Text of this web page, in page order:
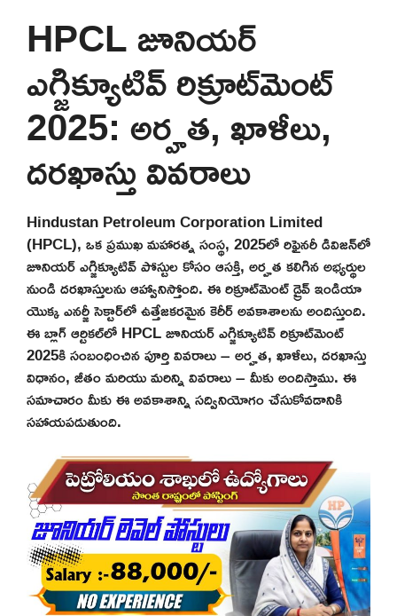
HPCL జూనియర్
ఎగ్జిక్యూటివ్ రిక్రూట్‌మెంట్
2025: అర్హత, ఖాళీలు,
దరఖాస్తు వివరాలు
Hindustan Petroleum Corporation Limited
(HPCL), ఒక ప్రముఖ మహారత్న సంస్థ, 2025లో రిఫైనరీ డివిజన్‌లో
జూనియర్ ఎగ్జిక్యూటివ్ పోస్టుల కోసం ఆసక్తి, అర్హత కలిగిన అభ్యర్థుల
నుండి దరఖాస్తులను ఆహ్వానిస్తోంది. ఈ రిక్రూట్‌మెంట్ డ్రైవ్ ఇండియా
యొక్క ఎనర్జీ సెక్టార్‌లో ఉత్తేజకరమైన కెరీర్ అవకాశాలను అందిస్తుంది.
ఈ బ్లాగ్ ఆర్టికల్‌లో HPCL జూనియర్ ఎగ్జిక్యూటివ్ రిక్రూట్‌మెంట్
2025కి సంబంధించిన పూర్తి వివరాలు – అర్హత, ఖాళీలు, దరఖాస్తు
విధానం, జీతం మరియు మరిన్ని వివరాలు – మీకు అందిస్తాము. ఈ
సమాచారం మీకు ఈ అవకాశాన్ని సద్వినియోగం చేసుకోవడానికి
సహాయపడుతుంది.